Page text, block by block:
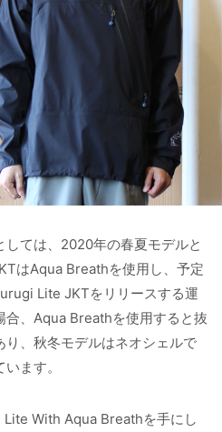
ては、2020年の春夏モデルと
はAqua Breathを使用し、予定
Lite JKTをリリースする運
合、Aqua Breathを使用すると抜
、秋冬モデルはネオシェルで
ます。
With Aqua Breathを手にし